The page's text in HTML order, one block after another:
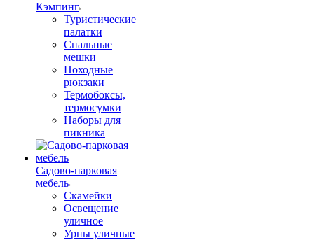
Кэмпинг
Туристические
палатки
Спальные
мешки
Походные
рюкзаки
Термобоксы,
термосумки
Наборы для
пикника
Садово-парковая
мебель
Скамейки
Освещение
уличное
Урны уличные